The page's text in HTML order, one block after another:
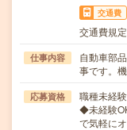
交通費
交通費規
仕事内容
自動車部
事です。
応募資格
職種未経
◆未経験
で気軽に